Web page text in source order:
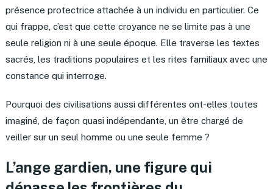
présence protectrice attachée à un individu en particulier. Ce
qui frappe, c’est que cette croyance ne se limite pas à une
seule religion ni à une seule époque. Elle traverse les textes
sacrés, les traditions populaires et les rites familiaux avec une
constance qui interroge.
Pourquoi des civilisations aussi différentes ont-elles toutes
imaginé, de façon quasi indépendante, un être chargé de
veiller sur un seul homme ou une seule femme ?
L’ange gardien, une figure qui